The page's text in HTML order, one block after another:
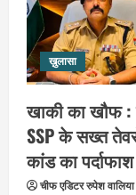
ख़ुलासा
खाकी का खौफ :
SSP के सख्त
कांड का पर्दाफाश
चीफ एडिटर रुपेश वालिया
4
5